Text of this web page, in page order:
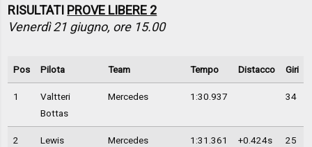
RISULTATI PROVE LIBERE 2
Venerdì 21 giugno, ore 15.00
Pos Pilota Team Tempo Distacco Giri
1
Valtteri
Bottas
Mercedes 1:30.937 34
2
Lewis
Mercedes 1:31.361 +0.424s 25